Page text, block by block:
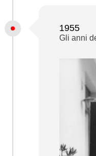
1955
Gli anni